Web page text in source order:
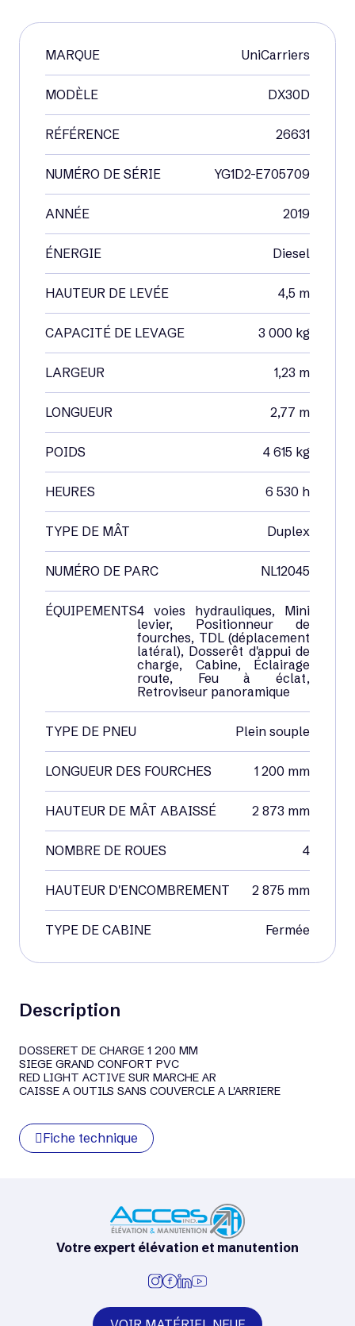
Voir matériel neuf
Fiche technique
MARQUE UniCarriers
MODÈLE DX30D
RÉFÉRENCE 26631
NUMÉRO DE SÉRIE YG1D2-E705709
ANNÉE 2019
ÉNERGIE Diesel
HAUTEUR DE LEVÉE 4,5 m
CAPACITÉ DE LEVAGE 3 000 kg
LARGEUR 1,23 m
LONGUEUR 2,77 m
POIDS 4 615 kg
HEURES 6 530 h
TYPE DE MÂT Duplex
NUMÉRO DE PARC NL12045
ÉQUIPEMENTS4 voies hydrauliques, Mini
levier, Positionneur de
fourches, TDL (déplacement
latéral), Dosserêt d'appui de
charge, Cabine, Éclairage
route, Feu à éclat,
Retroviseur panoramique
TYPE DE PNEU Plein souple
LONGUEUR DES FOURCHES 1 200 mm
HAUTEUR DE MÂT ABAISSÉ 2 873 mm
NOMBRE DE ROUES 4
HAUTEUR D'ENCOMBREMENT 2 875 mm
TYPE DE CABINE Fermée
Description
DOSSERET DE CHARGE 1 200 MM
SIEGE GRAND CONFORT PVC
RED LIGHT ACTIVE SUR MARCHE AR
CAISSE A OUTILS SANS COUVERCLE A L'ARRIERE
Votre expert élévation et manutention